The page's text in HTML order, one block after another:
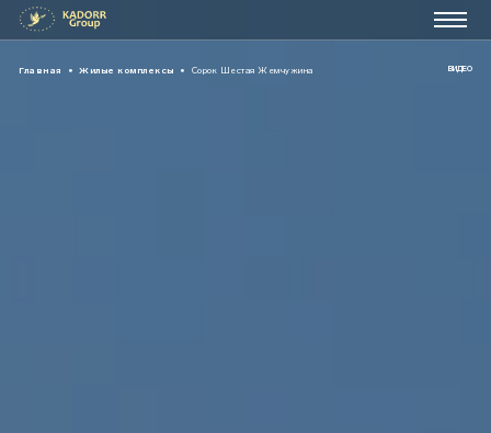
Главная • Жилые комплексы • Сорок Шестая Жемчужина ВИДЕО